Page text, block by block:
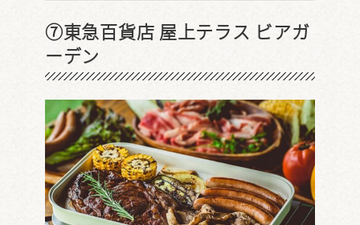
⑦東急百貨店 屋上テラス ビアガ
ーデン